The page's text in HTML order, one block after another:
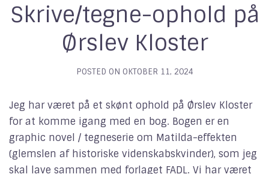
Skrive/tegne-ophold på
Ørslev Kloster
POSTED ON OKTOBER 11, 2024
Jeg har været på et skønt ophold på Ørslev Kloster
for at komme igang med en bog. Bogen er en
graphic novel / tegneserie om Matilda-effekten
(glemslen af historiske videnskabskvinder), som jeg
skal lave sammen med forlaget FADL. Vi har været